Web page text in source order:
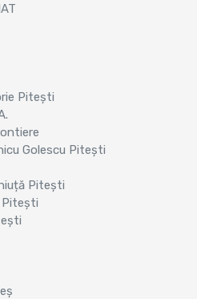
Pitești
Golescu Pitești
Pitești
Pitești